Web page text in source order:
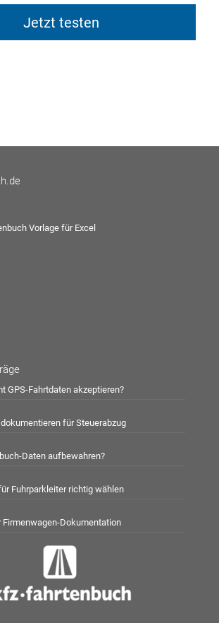
Jetzt testen
Vorlage für Excel
GPS-Fahrtdaten akzeptieren?
für Steuerabzug
Daten aufbewahren?
Fuhrparkleiter richtig wählen
Dokumentation